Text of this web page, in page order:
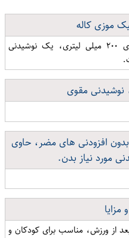
موزی کاله
میلک شیک موزی کاله با بسته بندی ۲۰۰ میلی لیتری، یک نوشیدنی
مقوی
افزودنی های مضر، حاوی
مورد نیاز بدن.
مزایا
از ورزش، مناسب برای کودکان و